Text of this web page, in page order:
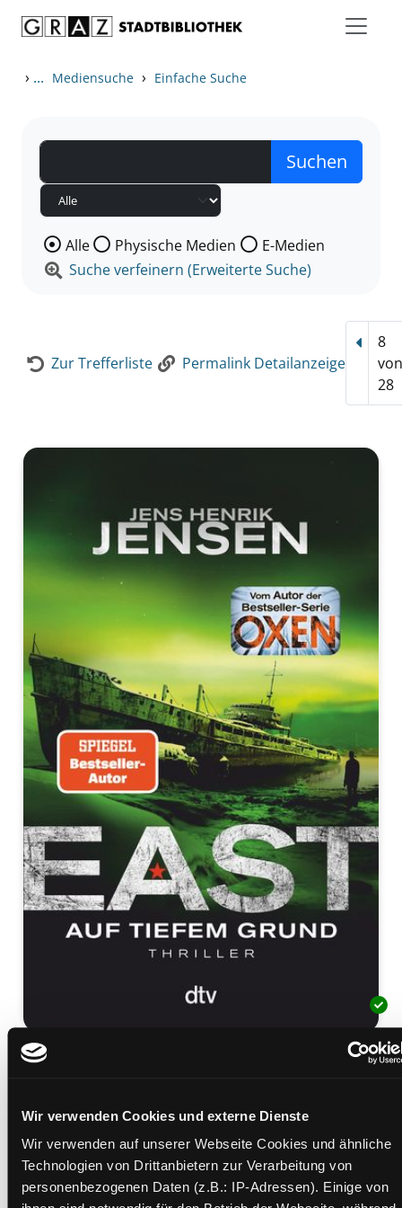
Wir verwenden Cookies und externe Dienste
Wir verwenden auf unserer Webseite Cookies und ähnliche
Technologien von Drittanbietern zur Verarbeitung von
personenbezogenen Daten (z.B.: IP-Adressen). Einige von
› ... Mediensuche › Einfache Suche
Wählen Sie die Medienart nach der Sie suchen wollen.
Alle Physische Medien
E-Medien
Suche verfeinern (Erweiterte Suche)
Zur Trefferliste Permalink Detailanzeige
8
28
EAST. Auf tiefem Grund
Mediengruppe:Belletristik
Verfasser:Suche nach diesem Verfasser
Jensen, Jens Henrik
Beschreibung ein-/ausblenden